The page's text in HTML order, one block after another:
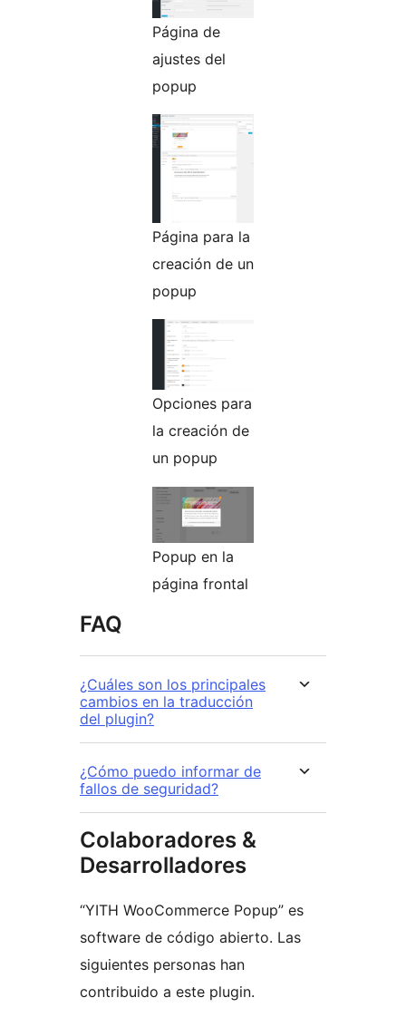
Página de
ajustes del
popup
Página para la
creación de un
popup
Opciones para
la creación de
un popup
Popup en la
página frontal
FAQ
¿Cuáles son los principales
cambios en la traducción
del plugin?
¿Cómo puedo informar de
fallos de seguridad?
Colaboradores &
Desarrolladores
“YITH WooCommerce Popup” es
software de código abierto. Las
siguientes personas han
contribuido a este plugin.